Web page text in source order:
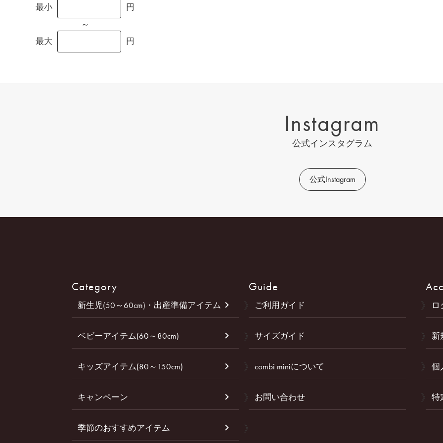
最小
円
～
最大
円
Instagram
公式インスタグラム
公式Instagram
Category
新生児(50～60cm)・出産準備アイテム
ベビーアイテム(60～80cm)
キッズアイテム(80～150cm)
キャンペーン
季節のおすすめアイテム
Guide
ご利用ガイド
サイズガイド
combi miniについて
お問い合わせ
ロ
新
個
特